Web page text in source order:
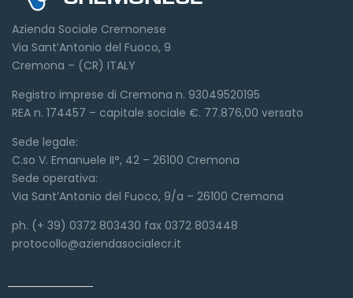
Azienda Sociale Cremonese
Via Sant’Antonio del Fuoco, 9
Cremona – (CR) ITALY
Registro imprese di Cremona n. 93049520195
REA n. 174457 – capitale sociale €. 77.876,00 versato
Sede legale:
C.so V. Emanuele II°, 42 – 26100 Cremona
Sede operativa:
Via Sant’Antonio del Fuoco, 9/a – 26100 Cremona
ph. (+ 39) 0372 803430 fax 0372 803448
protocollo@aziendasocialecr.it